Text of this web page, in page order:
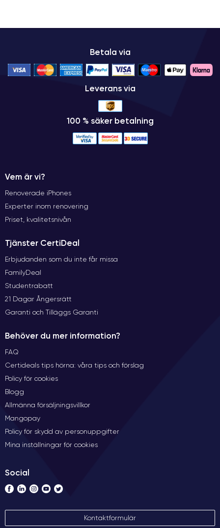
Betala via
Leverans via
100 % säker betalning
Vem är vi?
Renoverade iPhones
Experter inom renovering
Priset, kvalitetsnivån
Tjänster CertiDeal
Erbjudanden som du inte får missa
FamilyDeal
Studentrabatt
21 Dagar Ångersrätt
Garanti och Tilläggs Garanti
Behöver du mer information?
FAQ
Certideals tips hörna: våra tips och förslag
Policy för cookies
Blogg
Allmänna försäljningsvillkor
Mangopay
Policy för skydd av personuppgifter
Mina inställningar för cookies
Social
Kontaktformulär